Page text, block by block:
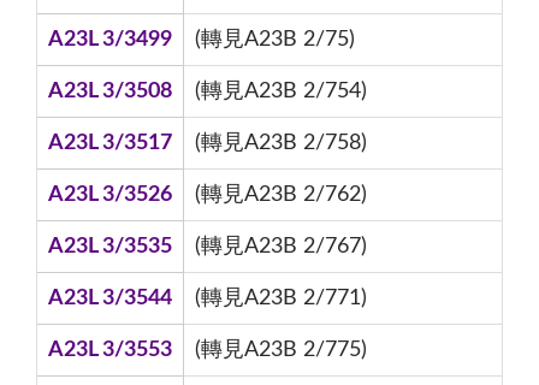
A23L 3/3499 (轉見A23B 2/75)
A23L 3/3508 (轉見A23B 2/754)
A23L 3/3517 (轉見A23B 2/758)
A23L 3/3526 (轉見A23B 2/762)
A23L 3/3535 (轉見A23B 2/767)
A23L 3/3544 (轉見A23B 2/771)
A23L 3/3553 (轉見A23B 2/775)